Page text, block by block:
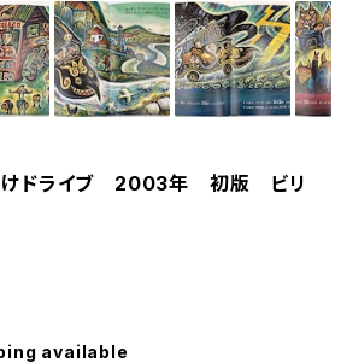
けドライブ 2003年 初版 ビリ
available